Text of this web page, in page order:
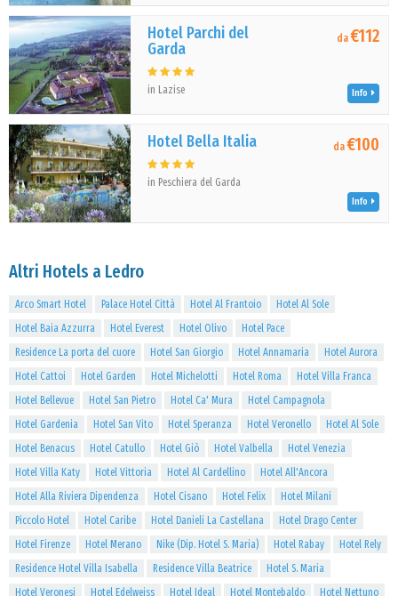
Hotel Parchi del
Garda
in Lazise
da€112
Info
Hotel Bella Italia
in Peschiera del Garda
da€100
Info
Altri Hotels a Ledro
Arco Smart Hotel Palace Hotel Città Hotel Al Frantoio
Hotel Al Sole
Hotel Baia Azzurra
Hotel Everest Hotel Olivo
Hotel Pace
Residence La porta del cuore
Hotel San Giorgio Hotel Annamaria
Hotel Aurora
Hotel Cattoi
Hotel Garden Hotel Michelotti Hotel Roma
Hotel Villa Franca
Hotel Bellevue
Hotel San Pietro Hotel Ca' Mura
Hotel Campagnola
Hotel Gardenia
Hotel San Vito Hotel Speranza Hotel Veronello
Hotel Al Sole
Hotel Benacus
Hotel Catullo Hotel Giò Hotel Valbella
Hotel Venezia
Hotel Villa Katy
Hotel Vittoria Hotel Al Cardellino
Hotel All'Ancora
Hotel Alla Riviera Dipendenza
Hotel Cisano Hotel Felix
Hotel Milani
Piccolo Hotel
Hotel Caribe Hotel Danieli La Castellana
Hotel Drago Center
Hotel Firenze
Hotel Merano Nike (Dip. Hotel S. Maria) Hotel Rabay
Hotel Rely
Residence Hotel Villa Isabella
Residence Villa Beatrice
Hotel S. Maria
Hotel Veronesi
Hotel Edelweiss Hotel Ideal Hotel Montebaldo
Hotel Nettuno